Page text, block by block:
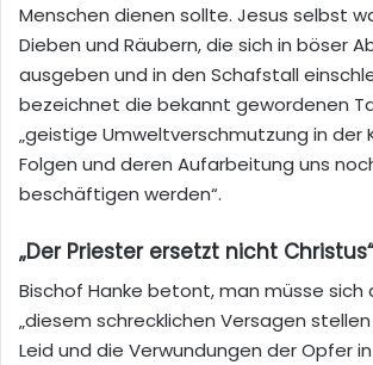
Menschen dienen sollte. Jesus selbst
Dieben und Räubern, die sich in böser
ausgeben und in den Schafstall
bezeichnet die bekannt gewordenen
„geistige Umweltverschmutzung in der
Folgen und deren Aufarbeitung uns
beschäftigen werden“.
„Der Priester ersetzt nicht Christus“
Bischof Hanke betont, man müsse sich
„diesem schrecklichen Versagen
Leid und die Verwundungen der Opfer